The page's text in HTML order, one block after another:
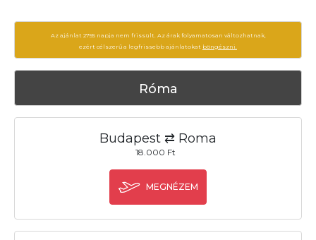
Az ajánlat 2755 napja nem frissült. Az árak folyamatosan változhatnak,
ezért célszerű a legfrissebb ajánlatokat böngészni.
Róma
Budapest ⇄ Roma
18.000 Ft
MEGNÉZEM